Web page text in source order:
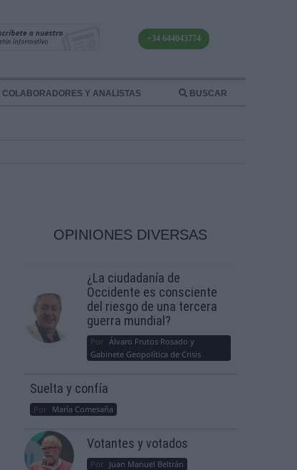
+34 644043774
COLABORADORES Y ANALISTAS BUSCAR
OPINIONES DIVERSAS
¿La ciudadanía de
Occidente es consciente
del riesgo de una tercera
guerra mundial?
Por Álvaro Frutos Rosado y
Gabinete Geopolítica de Crisis
Suelta y confía
Por María Comesaña
Votantes y votados
Por Juan Manuel Beltrán